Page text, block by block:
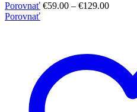
Porovnať €59.00 – €129.00
Porovnať